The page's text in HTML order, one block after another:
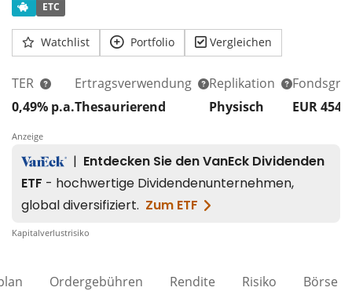
ETC
Watchlist Portfolio Vergleichen
TER
0,49% p.a.
Ertragsverwendung
Thesaurierend
Replikation
Physisch
EUR 454
Anzeige
Kapitalverlustrisiko
Ordergebühren Rendite Risiko Börse